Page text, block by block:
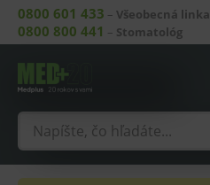
0800 601 433 – Všeobecná linka
0800 800 441 – Stomatológ